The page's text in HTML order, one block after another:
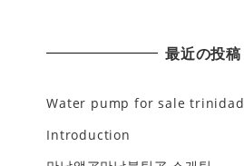
最近の投稿
Water pump for sale trinidad
Introduction